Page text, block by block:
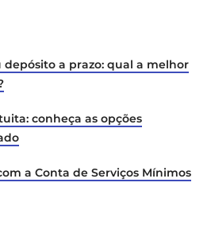
a prazo: qual a melhor
conheça as opções
a Conta de Serviços Mínimos